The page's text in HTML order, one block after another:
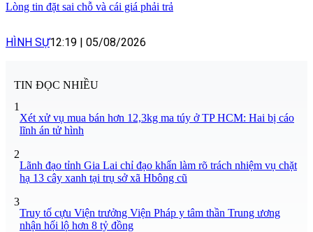
Lòng tin đặt sai chỗ và cái giá phải trả
HÌNH SỰ12:19 05/08/2026
TIN ĐỌC NHIỀU
1
Xét xử vụ mua bán hơn 12,3kg ma túy ở TP HCM: Hai bị cáo
lĩnh án tử hình
2
Lãnh đạo tỉnh Gia Lai chỉ đạo khẩn làm rõ trách nhiệm vụ chặt
hạ 13 cây xanh tại trụ sở xã Hbông cũ
3
Truy tố cựu Viện trưởng Viện Pháp y tâm thần Trung ương
nhận hối lộ hơn 8 tỷ đồng